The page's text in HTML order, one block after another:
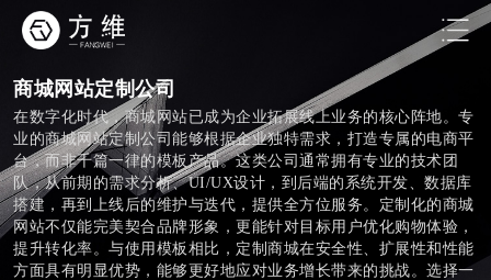
商城网站定制公司
在数字化时代，商城网站已成为企业拓展线上业务的核心阵地。专
业的商城网站定制公司能够根据企业独特需求，打造专属的电商平
台，而非千篇一律的模板产品。这类公司通常拥有专业的技术团
队，从前期的需求分析、UI/UX设计，到后端的系统开发、数据库
搭建，再到上线后的维护与迭代，提供全方位服务。定制化的商城
网站不仅能完美契合品牌形象，更能针对目标用户优化购物体验，
提升转化率。与使用模板相比，定制商城在安全性、扩展性和性能
方面具有明显优势，能够更好地应对业务增长带来的挑战。选择一